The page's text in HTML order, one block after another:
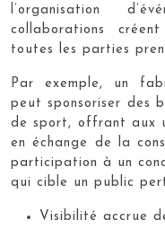
l’organisation
collaborations
toutes les parties
Par exemple, un
peut sponsoriser des
de sport, offrant aux
en échange de la
participation à un
qui cible un public
Visibilité accrue